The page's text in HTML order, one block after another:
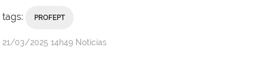
tags: PROFEPT
por
publicado
21/03/2025 14h49 Notícias